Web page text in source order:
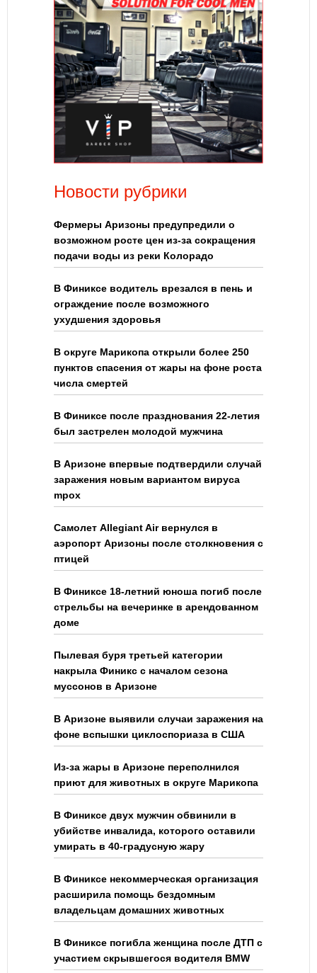
Новости рубрики
Фермеры Аризоны предупредили о
возможном росте цен из-за сокращения
подачи воды из реки Колорадо
В Финиксе водитель врезался в пень и
ограждение после возможного
ухудшения здоровья
В округе Марикопа открыли более 250
пунктов спасения от жары на фоне роста
числа смертей
В Финиксе после празднования 22-летия
был застрелен молодой мужчина
В Аризоне впервые подтвердили случай
заражения новым вариантом вируса
mpox
Самолет Allegiant Air вернулся в
аэропорт Аризоны после столкновения с
птицей
В Финиксе 18-летний юноша погиб после
стрельбы на вечеринке в арендованном
доме
Пылевая буря третьей категории
накрыла Финикс с началом сезона
муссонов в Аризоне
В Аризоне выявили случаи заражения на
фоне вспышки циклоспориаза в США
Из-за жары в Аризоне переполнился
приют для животных в округе Марикопа
В Финиксе двух мужчин обвинили в
убийстве инвалида, которого оставили
умирать в 40-градусную жару
В Финиксе некоммерческая организация
расширила помощь бездомным
владельцам домашних животных
В Финиксе погибла женщина после ДТП с
участием скрывшегося водителя BMW